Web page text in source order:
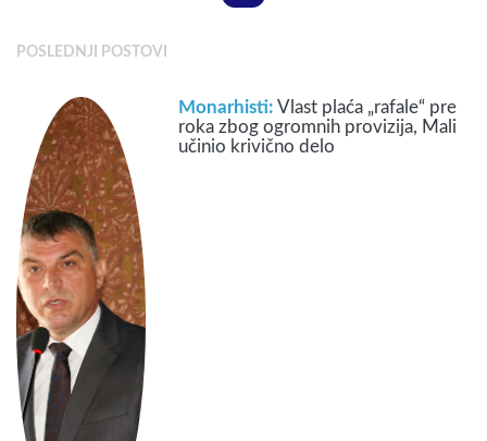
POSLEDNJI POSTOVI
Monarhisti:Vlast plaća „rafale“ pre
roka zbog ogromnih provizija, Mali
učinio krivično delo